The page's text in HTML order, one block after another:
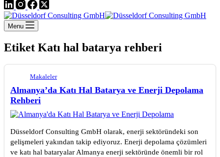
Menu
Etiket Katı hal batarya rehberi
Makaleler
Almanya’da Katı Hal Batarya ve Enerji Depolama
Rehberi
Düsseldorf Consulting GmbH olarak, enerji sektöründeki son
gelişmeleri yakından takip ediyoruz. Enerji depolama çözümleri
ve katı hal bataryalar Almanya enerji sektöründe önemli bir rol